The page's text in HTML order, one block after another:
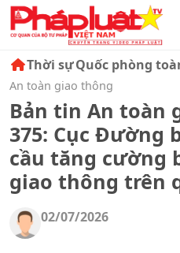
Thời sựQuốc phòng
An toàn giao thông
Bản tin An toàn
375: Cục Đường
cầu tăng cường
giao thông trên
02/07/2026